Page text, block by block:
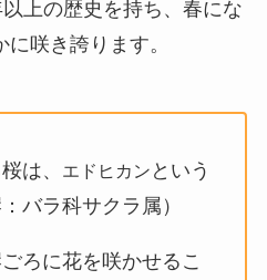
上の歴史を持ち、春にな
咲き誇ります。
は、 エドヒカン という
バラ科サクラ属）
ろに花を咲かせるこ